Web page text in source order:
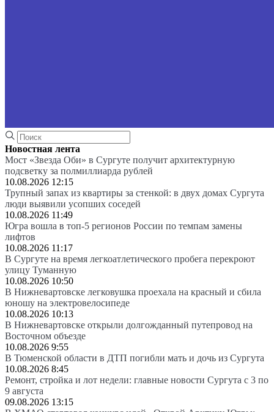
Новостная лента
Мост «Звезда Оби» в Сургуте получит архитектурную
подсветку за полмиллиарда рублей
10.08.2026 12:15
Трупный запах из квартиры за стенкой: в двух домах Сургута
люди выявили усопших соседей
10.08.2026 11:49
Югра вошла в топ-5 регионов России по темпам замены
лифтов
10.08.2026 11:17
В Сургуте на время легкоатлетического пробега перекроют
улицу Туманную
10.08.2026 10:50
В Нижневартовске легковушка проехала на красный и сбила
юношу на электровелосипеде
10.08.2026 10:13
В Нижневартовске открыли долгожданный путепровод на
Восточном объезде
10.08.2026 9:55
В Тюменской области в ДТП погибли мать и дочь из Сургута
10.08.2026 8:45
Ремонт, стройка и лот недели: главные новости Сургута с 3 по
9 августа
09.08.2026 13:15